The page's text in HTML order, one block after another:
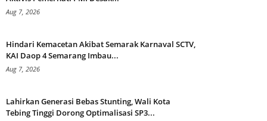
Aug 7, 2026
Hindari Kemacetan Akibat Semarak Karnaval SCTV,
KAI Daop 4 Semarang Imbau...
Aug 7, 2026
Lahirkan Generasi Bebas Stunting, Wali Kota
Tebing Tinggi Dorong Optimalisasi SP3...